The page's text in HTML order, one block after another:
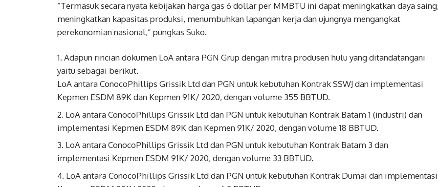
“Termasuk secara nyata kebijakan harga gas 6 dollar per MMBTU ini dapat meningkatkan daya
meningkatkan kapasitas produksi, menumbuhkan lapangan kerja dan ujungnya mengangkat
perekonomian nasional,” pungkas Suko.
Adapun rincian dokumen LoA antara PGN Grup dengan mitra produsen hulu yang ditandatangani
yaitu sebagai berikut.
LoA antara ConocoPhillips Grissik Ltd dan PGN untuk kebutuhan Kontrak SSWJ dan implementasi
Kepmen ESDM 89K dan Kepmen 91K/ 2020, dengan volume 355 BBTUD.
LoA antara ConocoPhillips Grissik Ltd dan PGN untuk kebutuhan Kontrak Batam 1 (industri) dan
implementasi Kepmen ESDM 89K dan Kepmen 91K/ 2020, dengan volume 18 BBTUD.
LoA antara ConocoPhillips Grissik Ltd dan PGN untuk kebutuhan Kontrak Batam 3 dan
implementasi Kepmen ESDM 91K/ 2020, dengan volume 33 BBTUD.
LoA antara ConocoPhillips Grissik Ltd dan PGN untuk kebutuhan Kontrak Dumai dan implementasi